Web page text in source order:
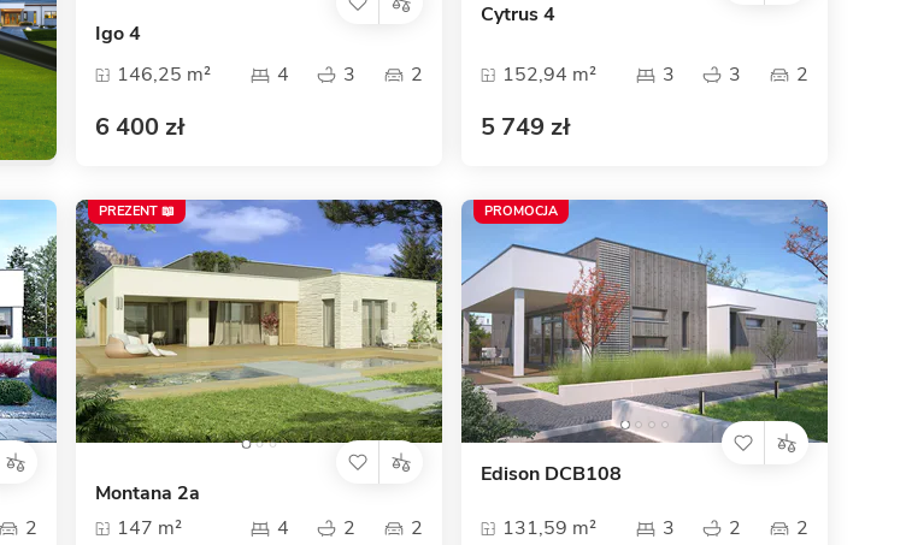
Igo 4
146,25 m²
4 3 2
6 400 zł
Cytrus 4
152,94 m² 3 3 2
5 749 zł
2
Montana 2a
147 m²
4 2 2
PREZENT 📖
Edison DCB108
131,59 m² 3 2 2
PROMOCJA